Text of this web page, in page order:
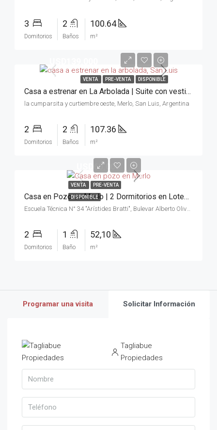
3
Domitorios
2
Baños
100.64
m²
VENTA PRE-VENTA DISPONIBLE
Casa a estrenar en La Arbolada | Suite con vestidor y losa radiante | Imponente calidad constructiva
la cumparsita y curtiembre oeste, Merlo, San Luis, Argentina
2
Domitorios
2
Baños
107.36
m²
VENTA PRE-VENTA
DISPONIBLE
USD60,000
Casa en Pozo en Merlo | 2 Dormitorios en Loteo Escuela Brati
Escuela Técnica N° 34 "Arístides Bratti", Bulevar Alberto Olivera, Merlo, San Luis, Argentina
2
Domitorios
1
Baño
52,10
m²
Programar una visita Solicitar Información
Tagliabue
Propiedades